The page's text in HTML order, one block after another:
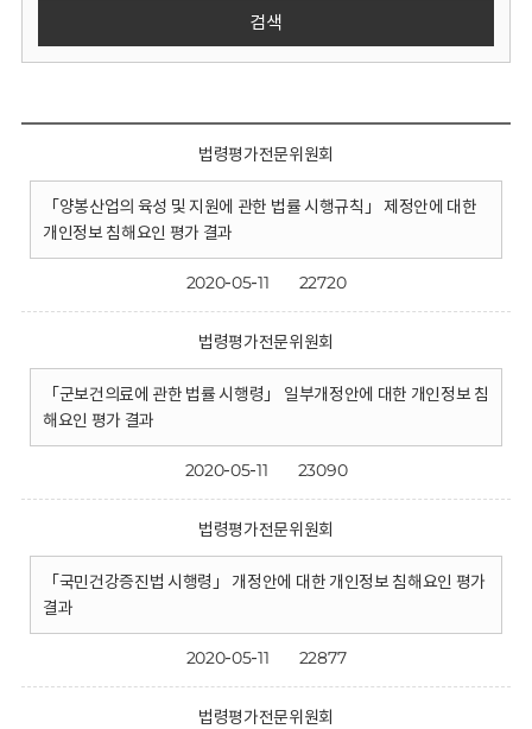
검색
법령평가전문위원회
「양봉산업의 육성 및 지원에 관한 법률 시행규칙」 제정안에 대한
개인정보 침해요인 평가 결과
2020-05-11 22720
법령평가전문위원회
「군보건의료에 관한 법률 시행령」 일부개정안에 대한 개인정보 침
해요인 평가 결과
2020-05-11 23090
법령평가전문위원회
「국민건강증진법 시행령」 개정안에 대한 개인정보 침해요인 평가
결과
2020-05-11 22877
법령평가전문위원회